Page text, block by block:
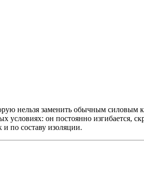
нельзя заменить обычным силовым
он постоянно изгибается,
по составу изоляции.